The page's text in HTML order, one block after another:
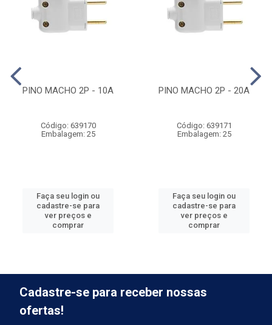
PINO MACHO 2P - 10A
Código: 639170
Embalagem: 25
Faça seu login ou
cadastre-se para
ver preços e
comprar
PINO MACHO 2P - 20A
Código: 639171
Embalagem: 25
Faça seu login ou
cadastre-se para
ver preços e
comprar
Cadastre-se para receber nossas
ofertas!